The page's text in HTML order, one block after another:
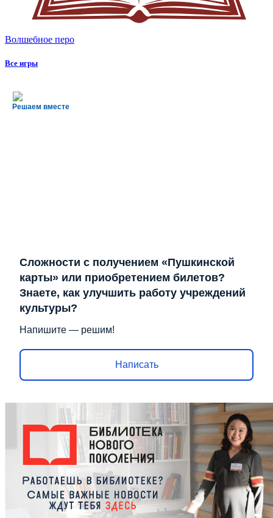
Волшебное перо
Все игры
Решаем вместе
Сложности с получением «Пушкинской
карты» или приобретением билетов?
Знаете, как улучшить работу учреждений
культуры?
Напишите — решим!
Написать